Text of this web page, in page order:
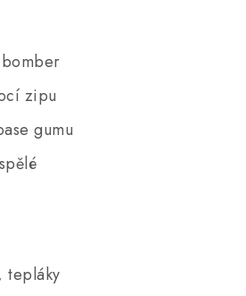
zipu
gumu
tepláky